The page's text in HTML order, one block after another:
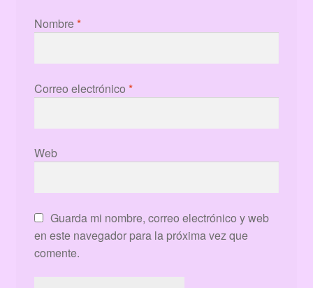
Nombre*
Correo electrónico *
Web
Guarda mi nombre, correo electrónico y web
en este navegador para la próxima vez que
comente.